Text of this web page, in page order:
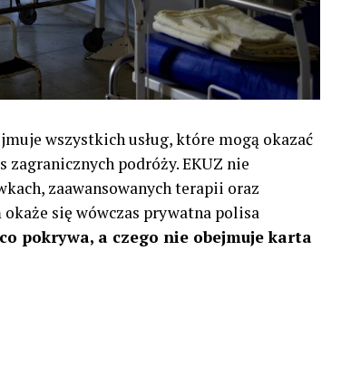
wszystkich usług, które mogą okazać
podróży. EKUZ nie
zaawansowanych terapii oraz
się wówczas prywatna polisa
pokrywa, a czego nie obejmuje karta